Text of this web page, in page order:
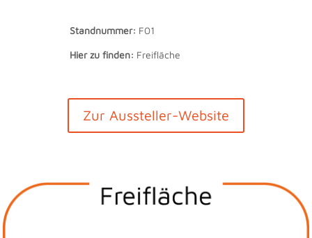
Standnummer: F01
Hier zu finden: Freifläche
Zur Aussteller-Website